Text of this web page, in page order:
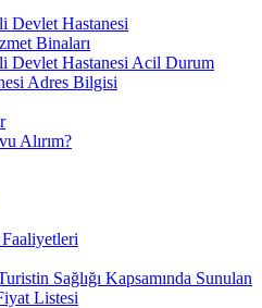
Devlet Hastanesi
Binaları
Devlet Hastanesi Acil Durum
Adres Bilgisi
Alırım?
Faaliyetleri
Sağlığı Kapsamında Sunulan
Listesi